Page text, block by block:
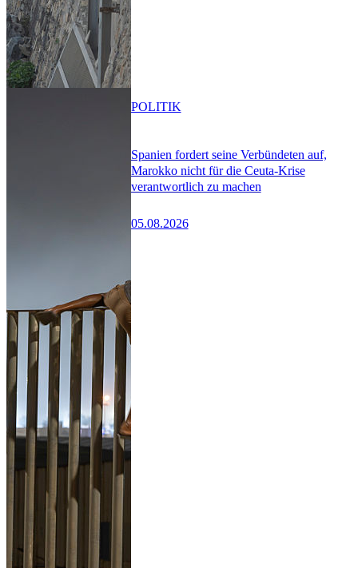
Spanien fordert seine Verbündeten auf,
Marokko nicht für die Ceuta-Krise
verantwortlich zu machen
05.08.2026
POLITIK